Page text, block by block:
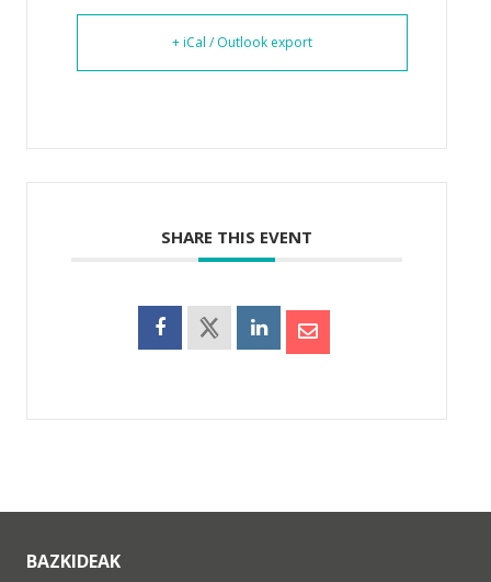
+ iCal / Outlook export
SHARE THIS EVENT
BAZKIDEAK